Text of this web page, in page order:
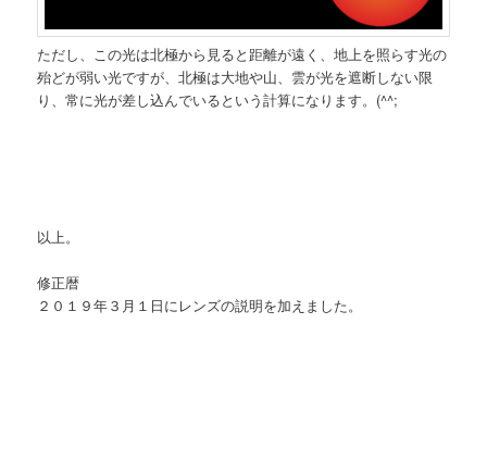
ただし、この光は北極から見ると距離が遠く、地上を照らす光の
殆どが弱い光ですが、北極は大地や山、雲が光を遮断しない限
り、常に光が差し込んでいるという計算になります。(^^;
以上。
修正暦
２０１９年３月１日にレンズの説明を加えました。